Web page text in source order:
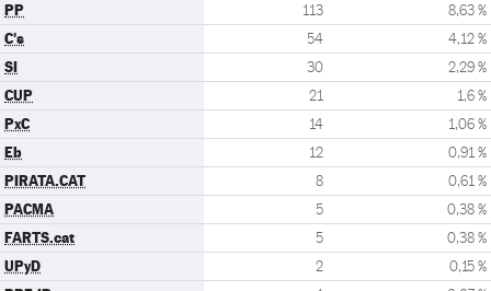
PP 113 8,63 %
C's 54 4,12 %
SI 30 2,29 %
CUP 21 1,6 %
PxC 14 1,06 %
Eb 12 0,91 %
PIRATA.CAT 8 0,61 %
PACMA 5 0,38 %
FARTS.cat 5 0,38 %
UPyD 2 0,15 %